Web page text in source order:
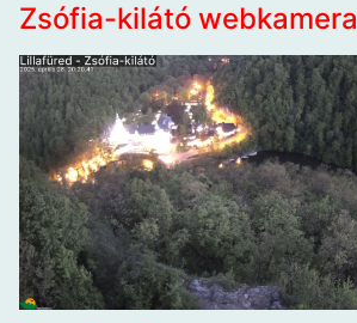
Zsófia-kilátó webkamera